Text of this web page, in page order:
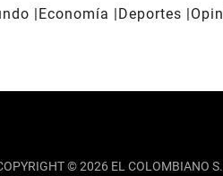
Economía Deportes
© 2026 EL COLOMBIANO